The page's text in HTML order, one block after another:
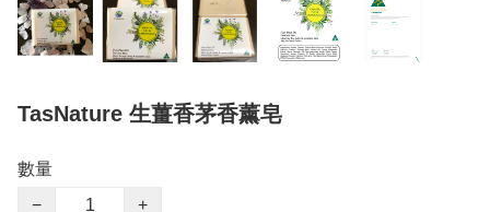
TasNature 生薑香茅香薰皂
數量
−
+